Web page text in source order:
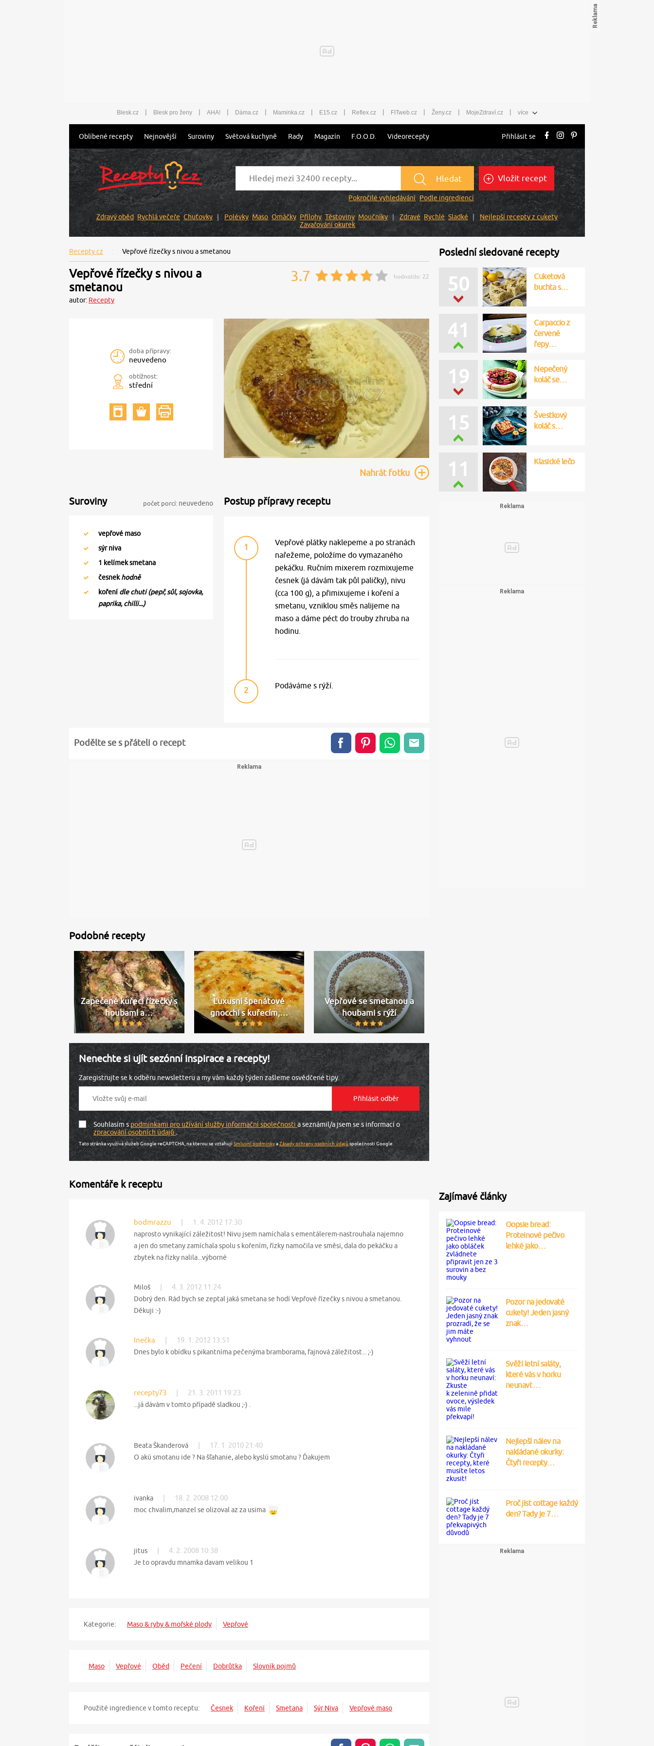
Blesk.cz | Blesk pro ženy | AHA! | Dáma.cz | Maminka.cz | E15.cz | Reflex.cz | FITweb.cz | Ženy.cz | MojeZdraví.cz | více
Oblíbené recepty Nejnovější Suroviny Světová kuchyně Rady Magazín F.O.O.D. Videorecepty Přihlásit se
Hledat
Pokročilé vyhledávání Podle ingrediencí
Vložit recept
Zdravý oběd Rychlá večeře Chuťovky Polévky Maso Omáčky Přílohy Těstoviny Moučníky Zdravé Rychlé Sladké
Nejlepší recepty z cukety
Zavařování okurek
Recepty.cz Vepřové řízečky s nivou a smetanou
Vepřové řízečky s nivou a
smetanou
autor: Recepty
3.7 hodnotilo: 22
doba přípravy:
neuvedeno
obtížnost:
střední
Nahrátfotku
Suroviny počet porcí: neuvedeno
vepřové maso
sýr niva
1 kelímek smetana
česnekhodně
koření dle chuti (pepř, sůl, sojovka,
paprika, chilli...)
Postup přípravy receptu
1
Vepřové plátky naklepeme a po stranách
nařežeme, položíme do vymazaného
pekáčku. Ručním mixerem rozmixujeme
česnek (já dávám tak půl paličky), nivu
(cca 100 g), a přimixujeme i koření a
smetanu, vzniklou směs nalijeme na
maso a dáme péct do trouby zhruba na
hodinu.
2 Podáváme s rýží.
Podělte se s přáteli o recept
Podobné recepty
Zapečené kuřecí řízečky s
houbami a…
Luxusní špenátové
gnocchi s kuřecím,…
Vepřové se smetanou a
houbami s rýží
Nenechte si ujít sezónní inspirace a recepty!
Zaregistrujte se k odběru newsletteru a my vám každý týden zašleme osvědčené tipy.
Souhlasím spodmínkami pro užívání služby informační společnosti a seznámil/a jsem se s informací o
zpracování osobních údajů.
Tato stránka využívá služeb Google reCAPTCHA, na kterou se vztahujíSmluvní podmínkyaZásady ochrany osobních údajůspolečnosti Google.
Komentáře k receptu
bodmrazzu 1. 4. 2012 17:30
naprosto vynikající záležitost! Nivu jsem namíchala s ementálerem-nastrouhala najemno
a jen do smetany zamíchala spolu s kořením, řízky namočila ve směsi, dala do pekáčku a
zbytek na řízky nalila...výborné
Miloš 4. 3. 2012 11:24
Dobrý den. Rád bych se zeptal jaká smetana se hodí Vepřové řízečky s nivou a smetanou.
Děkuji :-)
Inečka 19. 1. 2012 13:51
Dnes bylo k obídku s pikantníma pečenýma bramborama, fajnová záležitost... ;-)
recepty73 21. 3. 2011 19:23
...já dávám v tomto případě sladkou ;-) .
Beata Škanderová 17. 1. 2010 21:40
O akú smotanu ide ? Na šľahanie, alebo kyslú smotanu ? Ďakujem
ivanka 18. 2. 2008 12:00
moc chvalim,manzel se olizoval az za usima
jitus 4. 2. 2008 10:38
Je to opravdu mnamka davam velikou 1
Kategorie: Maso & ryby & mořské plody Vepřové
Maso Vepřové Oběd Pečení Dobrůtka Slovník pojmů
Použité ingredience v tomto receptu: Česnek Koření Smetana Sýr Niva Vepřové maso
Poslední sledované recepty
50
Cuketová
buchta s…
41
Carpaccio z
červené
řepy…
19
Nepečený
koláč se…
11 Klasické lečo
15
Švestkový
koláč s…
Zajímavé články
Oopsie bread:
Proteinové pečivo
lehké jako…
Pozor na jedovaté
cukety! Jeden jasný
znak…
Svěží letní saláty,
které vás v horku
neunaví:…
Nejlepší nálev na
nakládané okurky:
Čtyři recepty…
Proč jíst cottage každý
den? Tady je 7…